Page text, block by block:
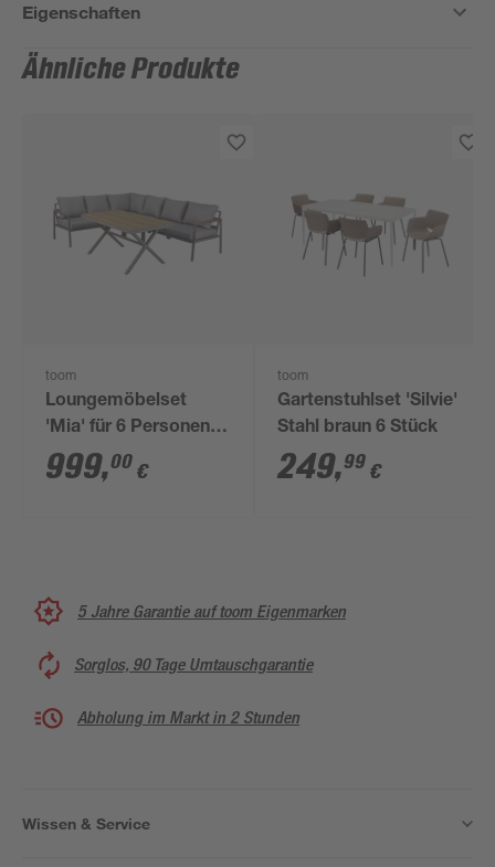
Eigenschaften
Ähnliche Produkte
toom
Loungemöbelset
'Mia' für 6 Personen
Aluminium
999,00 €
toom
Gartenstuhlset 'Silvie'
Stahl braun 6 Stück
249,99 €
5 Jahre Garantie auf toom Eigenmarken
Sorglos, 90 Tage Umtauschgarantie
Abholung im Markt in 2 Stunden
Wissen & Service